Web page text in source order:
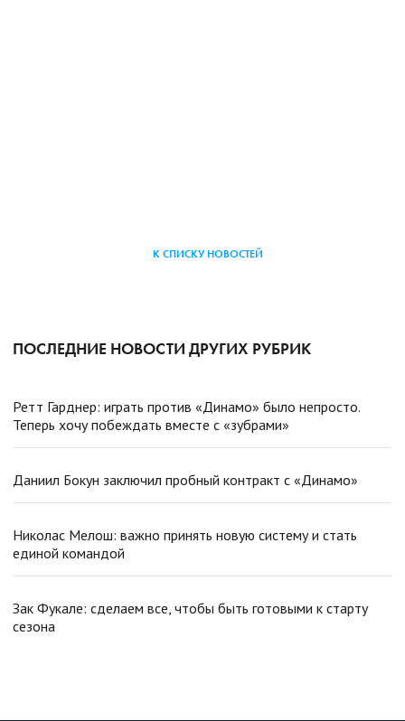
К СПИСКУ НОВОСТЕЙ
ПОСЛЕДНИЕ НОВОСТИ ДРУГИХ РУБРИК
Ретт Гарднер: играть против «Динамо» было непросто.
Теперь хочу побеждать вместе с «зубрами»
Даниил Бокун заключил пробный контракт с «Динамо»
Николас Мелош: важно принять новую систему и стать
единой командой
Зак Фукале: сделаем все, чтобы быть готовыми к старту
сезона